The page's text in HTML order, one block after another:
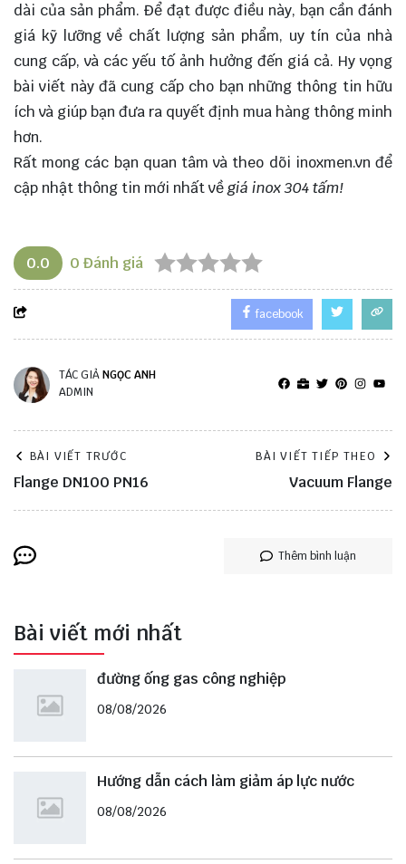
dài của sản phẩm. Để đạt được điều này, bạn cần đánh
giá kỹ lưỡng về chất lượng sản phẩm, uy tín của nhà
cung cấp, và các yếu tố ảnh hưởng đến giá cả. Hy vọng
bài viết này đã cung cấp cho bạn những thông tin hữu
ích và giúp bạn đưa ra quyết định mua hàng thông minh
hơn.
Rất mong các bạn quan tâm và theo dõi inoxmen.vn để
cập nhật thông tin mới nhất vềgiá inox 304 tấm!
0.0 0 Đánh giá
facebook
TÁC GIẢNGỌC ANH
ADMIN
BÀI VIẾT TRƯỚC
Flange DN100 PN16
BÀI VIẾT TIẾP THEO
Vacuum Flange
Thêm bình luận
Bài viết mới nhất
đường ống gas công nghiệp
08/08/2026
Hướng dẫn cách làm giảm áp lực nước
08/08/2026